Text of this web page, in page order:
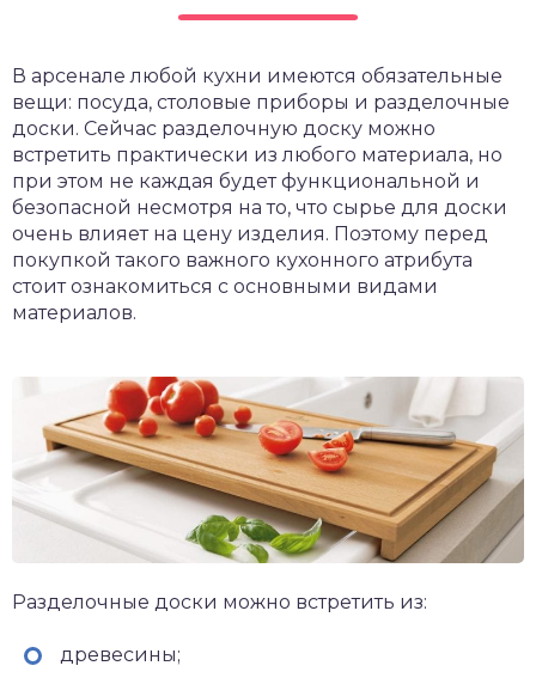
В арсенале любой кухни имеются обязательные
вещи: посуда, столовые приборы и разделочные
доски. Сейчас разделочную доску можно
встретить практически из любого материала, но
при этом не каждая будет функциональной и
безопасной несмотря на то, что сырье для доски
очень влияет на цену изделия. Поэтому перед
покупкой такого важного кухонного атрибута
стоит ознакомиться с основными видами
материалов.
Разделочные доски можно встретить из:
древесины;